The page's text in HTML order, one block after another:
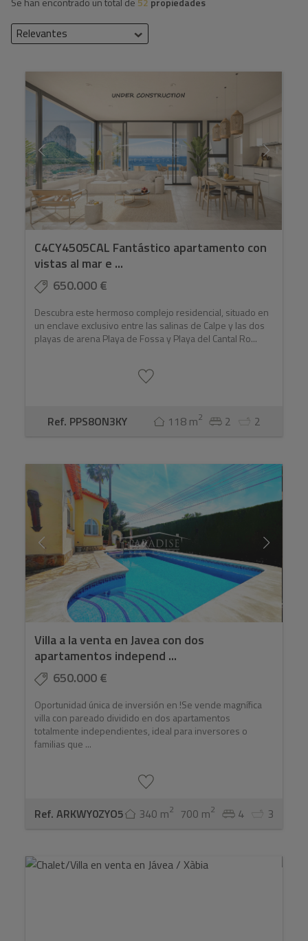
Relevantes
C4CY4505CAL Fantástico apartamento con
vistas al mar e ...
650.000 €
Descubra este hermoso complejo residencial, situado en
un enclave exclusivo entre las salinas de Calpe y las dos
playas de arena Playa de Fossa y Playa del Cantal Ro...
Ref. PPS8ON3KY 118 m2 2 2
Villa a la venta en Javea con dos
apartamentos independ ...
650.000 €
Oportunidad única de inversión en !Se vende magnífica
villa con pareado dividido en dos apartamentos
totalmente independientes, ideal para inversores o
familias que ...
Ref. ARKWY0ZYO5 340 m2 700 m2 4 3